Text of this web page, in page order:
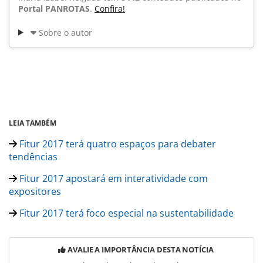
Portal PANROTAS. Confira!
Sobre o autor
LEIA TAMBÉM
Fitur 2017 terá quatro espaços para debater
tendências
Fitur 2017 apostará em interatividade com
expositores
Fitur 2017 terá foco especial na sustentabilidade
AVALIE A IMPORTÂNCIA DESTA NOTÍCIA